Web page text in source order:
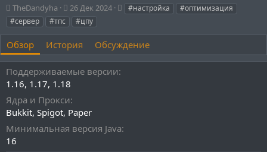
А
в
т
о
р
TheDandyha
Д
а
с
о
з
д
н
и
я
26 Дек 2024
Т #настройка
#оптимизация
#сервер
#тпс #цпу
Обзор История Обсуждение
Поддерживаемые версии
1.16 1.17 1.18
Ядра и Прокси
Bukkit Spigot Paper
Минимальная версия Java
16